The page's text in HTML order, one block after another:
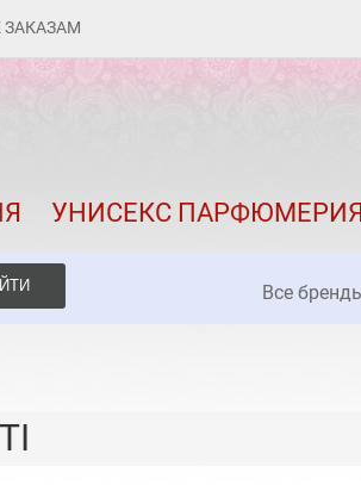
К ЗАКАЗАМ
УНИСЕКС ПАРФЮМЕРИЯ
Все